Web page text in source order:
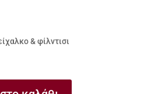
& φίλντισι